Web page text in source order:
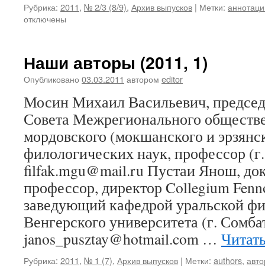
Рубрика: 2011, № 2/3 (8/9), Архив выпусков | Метки:
отключены
Наши авторы (2011, 1)
Опубликовано 03.03.2011 автором editor
Мосин Михаил Васильевич,
Совета Межрегионального
мордовского (мокшанского и
филологических наук, профессор
filfak.mgu@mail.ru Пустаи Янош,
профессор, директор Collegium
заведующий кафедрой уральской
Венгерского университета (г.
janos_pusztay@hotmail.com …
Рубрика: 2011, № 1 (7), Архив выпусков | Метки: authors,